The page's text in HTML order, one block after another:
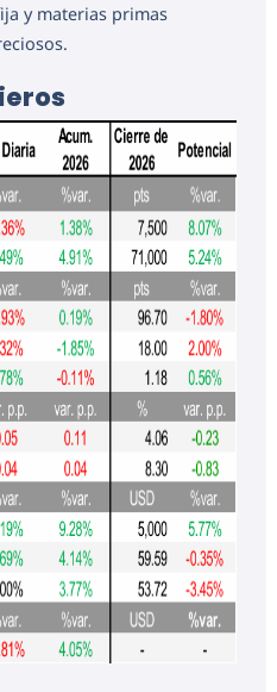
y materias primas